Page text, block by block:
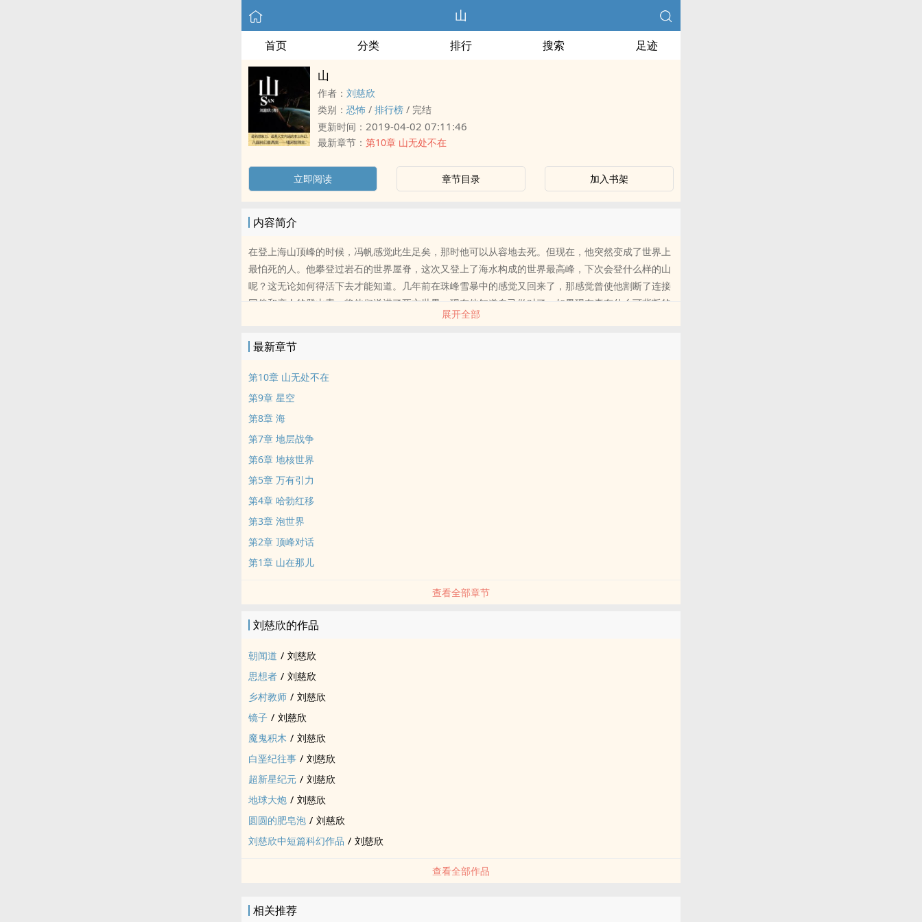
山
首页 分类 排行 搜索 足迹
山
作者： 刘慈欣
类别： 恐怖 / 排行榜 / 完结
更新时间： 2019-04-02 07:11:46
最新章节： 第10章 山无处不在
立即阅读 章节目录 加入书架
内容简介
在登上海山顶峰的时候，冯帆感觉此生足矣，那时他可以从容地去死。但现在，他突然变成了世界上
最怕死的人。他攀登过岩石的世界屋脊，这次又登上了海水构成的世界最高峰，下次会登什么样的山
呢？这无论如何得活下去才能知道。几年前在珠峰雪暴中的感觉又回来了，那感觉曾使他割断了连接
同伴和恋人的登山索，将他们送进了死亡世界，现在他知道自己做对了。如果现在真有什么可背叛的
东西来拯救自己的生命，他会背叛的。 他必须活下去，因为山无处不在。
展开全部
最新章节
第10章 山无处不在
第9章 星空
第8章 海
第7章 地层战争
第6章 地核世界
第5章 万有引力
第4章 哈勃红移
第3章 泡世界
第2章 顶峰对话
第1章 山在那儿
查看全部章节
刘慈欣的作品
朝闻道 / 刘慈欣
思想者 / 刘慈欣
乡村教师 / 刘慈欣
镜子 / 刘慈欣
魔鬼积木 / 刘慈欣
白垩纪往事 / 刘慈欣
超新星纪元 / 刘慈欣
地球大炮 / 刘慈欣
圆圆的肥皂泡 / 刘慈欣
刘慈欣中短篇科幻作品 / 刘慈欣
查看全部作品
相关推荐